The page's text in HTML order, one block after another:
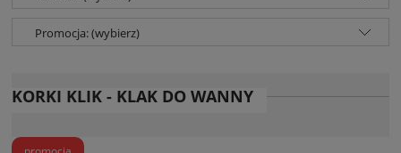
Promocja: (wybierz)
KORKI KLIK - KLAK DO WANNY